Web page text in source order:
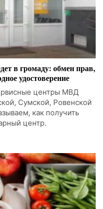
в громаду: обмен прав,
удостоверение
центры МВД
Сумской, Ровенской
как получить
центр.